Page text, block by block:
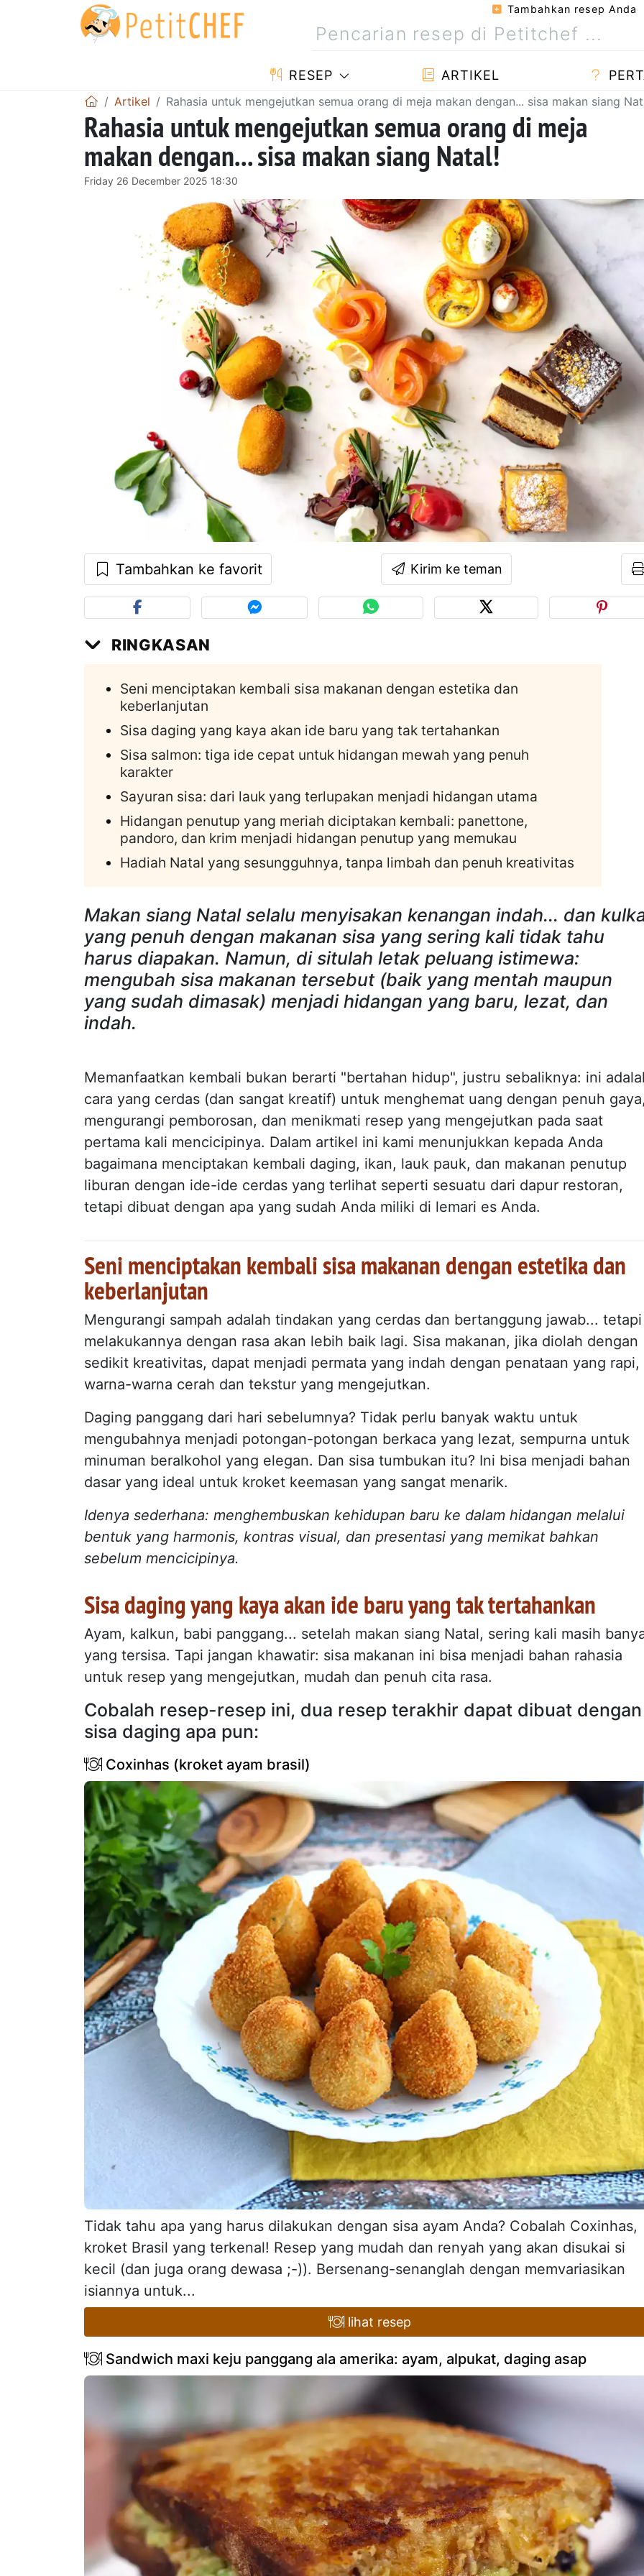
Tambahkan resep Anda
RESEP ARTIKEL
Artikel Rahasia untuk mengejutkan semua orang di meja makan dengan... sisa makan siang
Rahasia untuk mengejutkan semua orang di meja
makan dengan... sisa makan siang Natal!
Friday 26 December 2025 18:30
Tambahkan ke favorit Kirim ke teman
RINGKASAN
Seni menciptakan kembali sisa makanan dengan estetika dan
keberlanjutan
Sisa daging yang kaya akan ide baru yang tak tertahankan
Sisa salmon: tiga ide cepat untuk hidangan mewah yang penuh
karakter
Sayuran sisa: dari lauk yang terlupakan menjadi hidangan utama
Hidangan penutup yang meriah diciptakan kembali: panettone,
pandoro, dan krim menjadi hidangan penutup yang memukau
Hadiah Natal yang sesungguhnya, tanpa limbah dan penuh kreativitas
Makan siang Natal selalu menyisakan kenangan indah... dan
yang penuh dengan makanan sisa yang sering kali tidak tahu
harus diapakan. Namun, di situlah letak peluang istimewa:
mengubah sisa makanan tersebut (baik yang mentah maupun
yang sudah dimasak) menjadi hidangan yang baru, lezat, dan
indah.
Memanfaatkan kembali bukan berarti "bertahan hidup", justru sebaliknya: ini
cara yang cerdas (dan sangat kreatif) untuk menghemat uang dengan penuh
mengurangi pemborosan, dan menikmati resep yang mengejutkan pada saat
pertama kali mencicipinya. Dalam artikel ini kami menunjukkan kepada Anda
bagaimana menciptakan kembali daging, ikan, lauk pauk, dan makanan penutup
liburan dengan ide-ide cerdas yang terlihat seperti sesuatu dari dapur restoran,
tetapi dibuat dengan apa yang sudah Anda miliki di lemari es Anda.
Seni menciptakan kembali sisa makanan dengan estetika dan
keberlanjutan
Mengurangi sampah adalah tindakan yang cerdas dan bertanggung jawab... tetapi
melakukannya dengan rasa akan lebih baik lagi. Sisa makanan, jika diolah dengan
sedikit kreativitas, dapat menjadi permata yang indah dengan penataan yang rapi,
warna-warna cerah dan tekstur yang mengejutkan.
Daging panggang dari hari sebelumnya? Tidak perlu banyak waktu untuk
mengubahnya menjadi potongan-potongan berkaca yang lezat, sempurna untuk
minuman beralkohol yang elegan. Dan sisa tumbukan itu? Ini bisa menjadi bahan
dasar yang ideal untuk kroket keemasan yang sangat menarik.
Idenya sederhana: menghembuskan kehidupan baru ke dalam hidangan melalui
bentuk yang harmonis, kontras visual, dan presentasi yang memikat bahkan
sebelum mencicipinya.
Sisa daging yang kaya akan ide baru yang tak tertahankan
Ayam, kalkun, babi panggang... setelah makan siang Natal, sering kali masih
yang tersisa. Tapi jangan khawatir: sisa makanan ini bisa menjadi bahan rahasia
untuk resep yang mengejutkan, mudah dan penuh cita rasa.
Cobalah resep-resep ini, dua resep terakhir dapat dibuat dengan
sisa daging apa pun:
Coxinhas (kroket ayam brasil)
Tidak tahu apa yang harus dilakukan dengan sisa ayam Anda? Cobalah Coxinhas,
kroket Brasil yang terkenal! Resep yang mudah dan renyah yang akan disukai si
kecil (dan juga orang dewasa ;-)). Bersenang-senanglah dengan memvariasikan
isiannya untuk...
lihat resep
Sandwich maxi keju panggang ala amerika: ayam, alpukat, daging asap